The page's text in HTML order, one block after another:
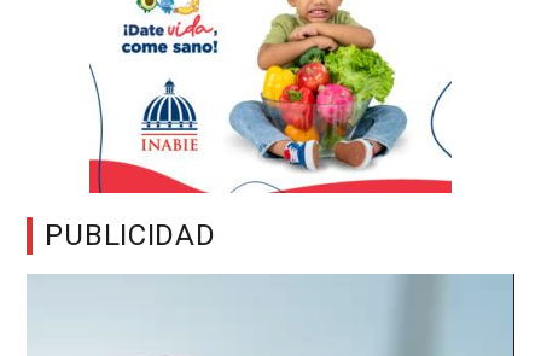
PUBLICIDAD